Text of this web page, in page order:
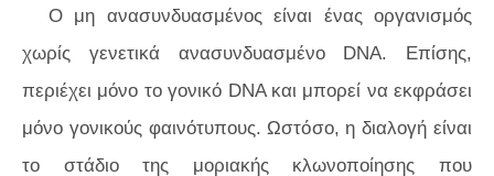
Ο μη ανασυνδυασμένος είναι ένας οργανισμός
χωρίς γενετικά ανασυνδυασμένο DNA. Επίσης,
περιέχει μόνο το γονικό DNA και μπορεί να εκφράσει
μόνο γονικούς φαινότυπους. Ωστόσο, η διαλογή είναι
το στάδιο της μοριακής κλωνοποίησης που